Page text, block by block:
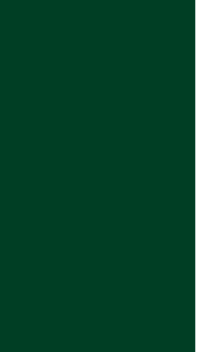
program did
if